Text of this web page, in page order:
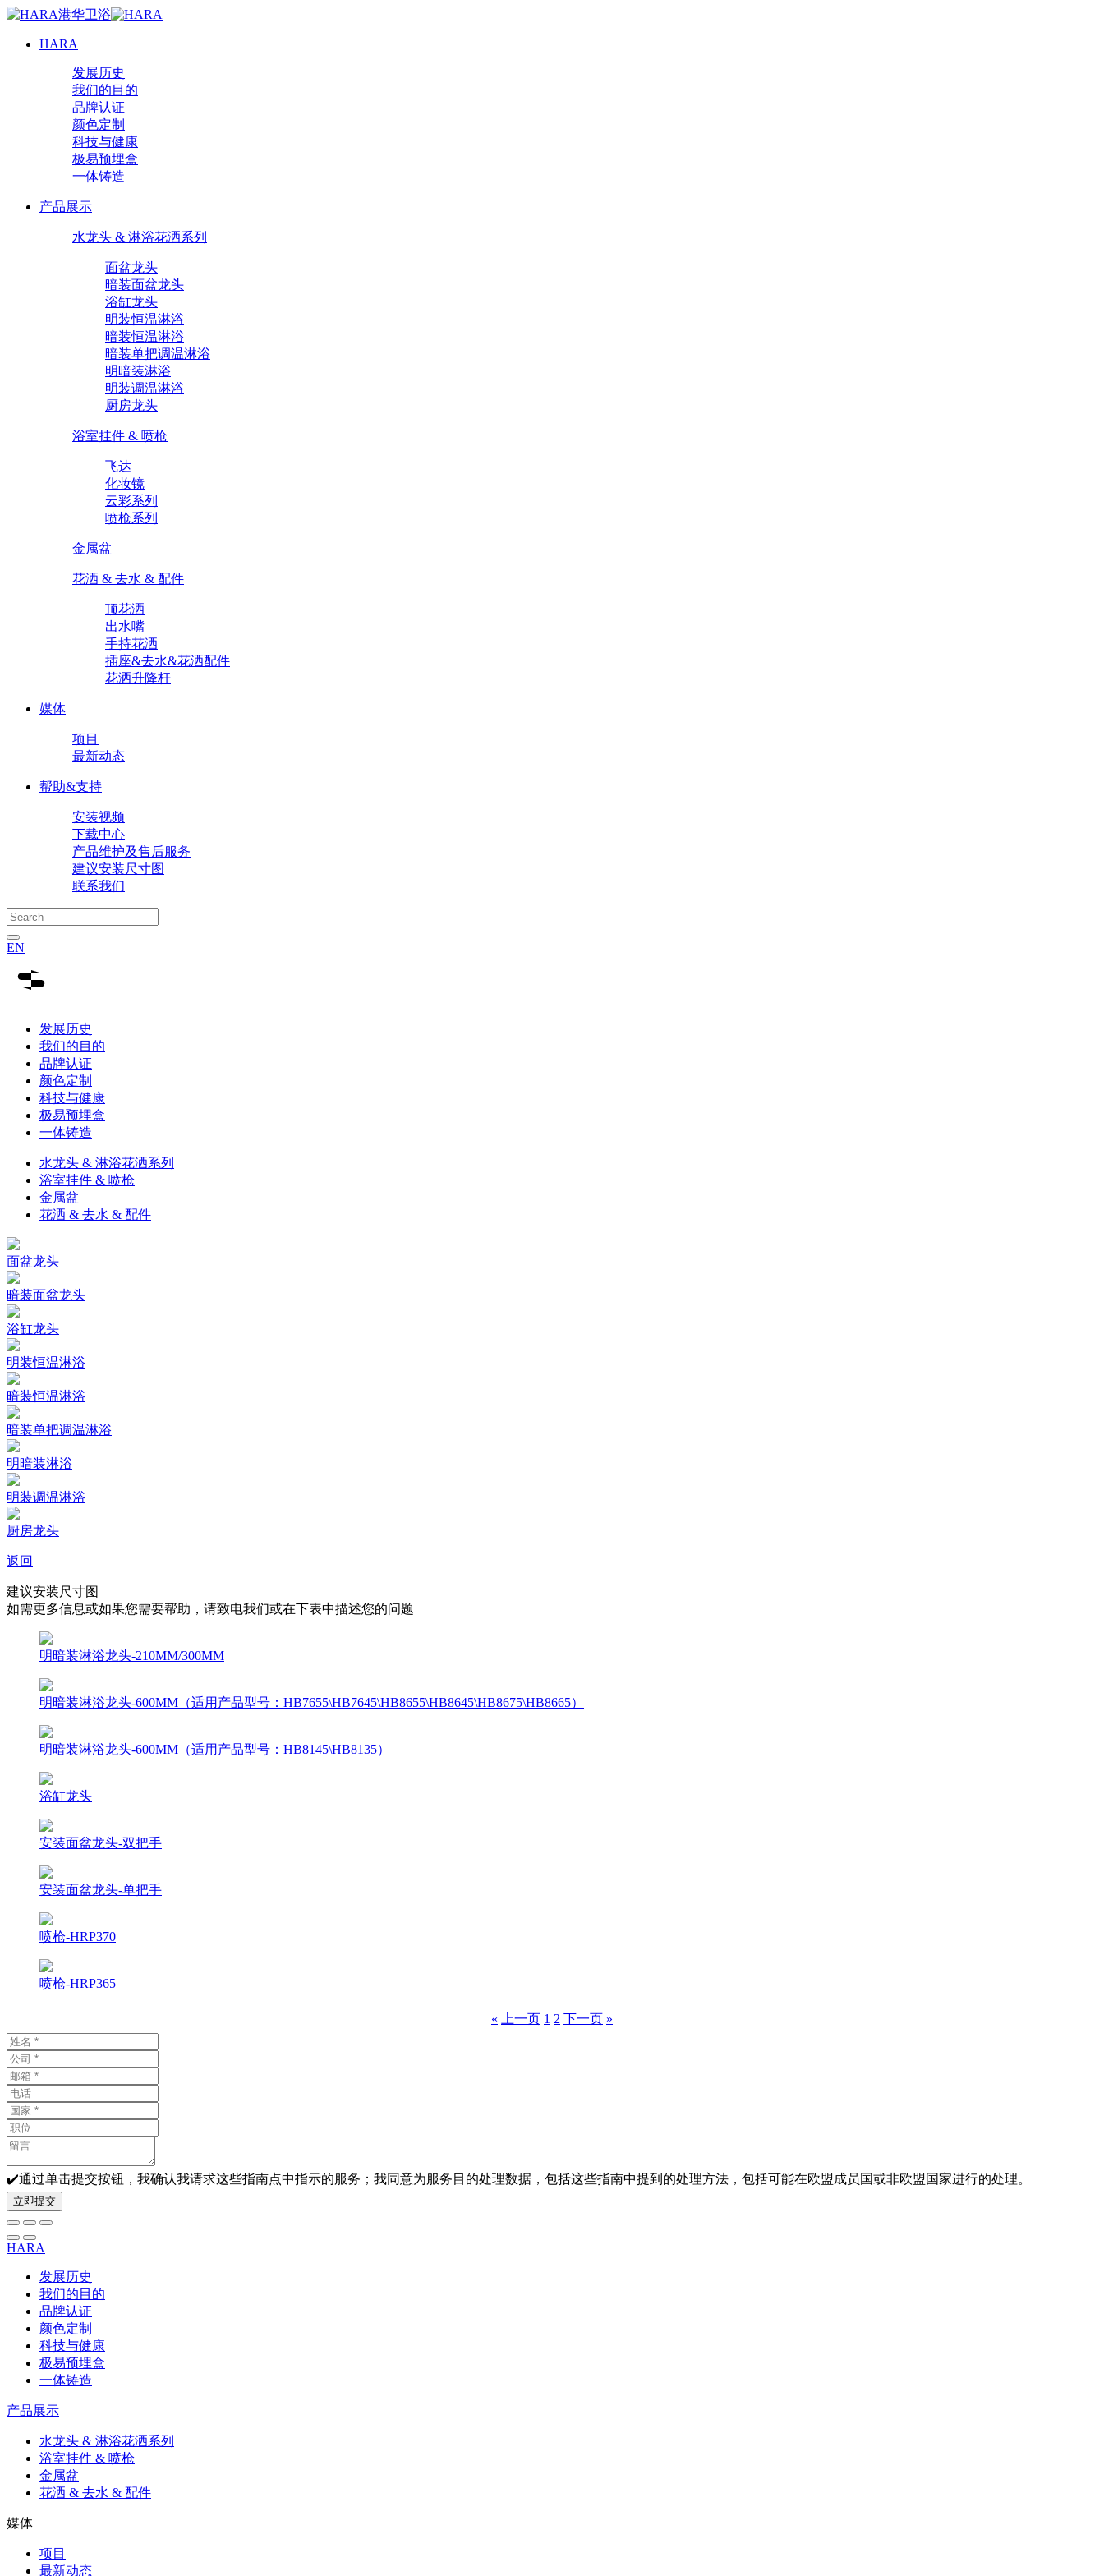
HARA
发展历史
我们的目的
品牌认证
颜色定制
科技与健康
极易预埋盒
一体铸造
产品展示
水龙头 & 淋浴花洒系列
面盆龙头
暗装面盆龙头
浴缸龙头
明装恒温淋浴
暗装恒温淋浴
暗装单把调温淋浴
明暗装淋浴
明装调温淋浴
厨房龙头
浴室挂件 & 喷枪
飞达
化妆镜
云彩系列
喷枪系列
金属盆
花洒 & 去水 & 配件
顶花洒
出水嘴
手持花洒
插座&去水&花洒配件
花洒升降杆
媒体
项目
最新动态
帮助&支持
安装视频
下载中心
产品维护及售后服务
建议安装尺寸图
联系我们
EN
发展历史
我们的目的
品牌认证
颜色定制
科技与健康
极易预埋盒
一体铸造
水龙头 & 淋浴花洒系列
浴室挂件 & 喷枪
金属盆
花洒 & 去水 & 配件
面盆龙头
暗装面盆龙头
浴缸龙头
明装恒温淋浴
暗装恒温淋浴
暗装单把调温淋浴
明暗装淋浴
明装调温淋浴
厨房龙头
返回
建议安装尺寸图
如需更多信息或如果您需要帮助，请致电我们或在下表中描述您的问题
明暗装淋浴龙头-210MM/300MM
明暗装淋浴龙头-600MM（适用产品型号：HB7655\HB7645\HB8655\HB8645\HB8675\HB8665）
明暗装淋浴龙头-600MM（适用产品型号：HB8145\HB8135）
浴缸龙头
安装面盆龙头-双把手
安装面盆龙头-单把手
喷枪-HRP370
喷枪-HRP365
« 上一页 1 2 下一页 »
✔️通过单击提交按钮，我确认我请求这些指南点中指示的服务；我同意为服务目的处理数据，包括这些指南中提到的处理方法，包括可能在欧盟成员国或非欧盟国家进行的处理。
立即提交
HARA
发展历史
我们的目的
品牌认证
颜色定制
科技与健康
极易预埋盒
一体铸造
产品展示
水龙头 & 淋浴花洒系列
浴室挂件 & 喷枪
金属盆
花洒 & 去水 & 配件
媒体
项目
最新动态